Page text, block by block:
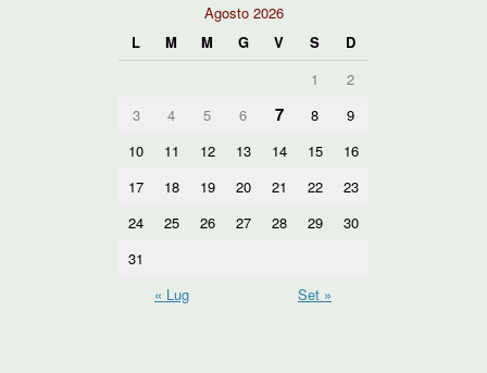
Agosto 2026
L
M M G V S
D
1
2
3
4 5 6 7 8
9
10
11 12 13 14 15
16
17
18 19 20 21 22
23
24
25 26 27 28 29
30
31
« Lug
Set »